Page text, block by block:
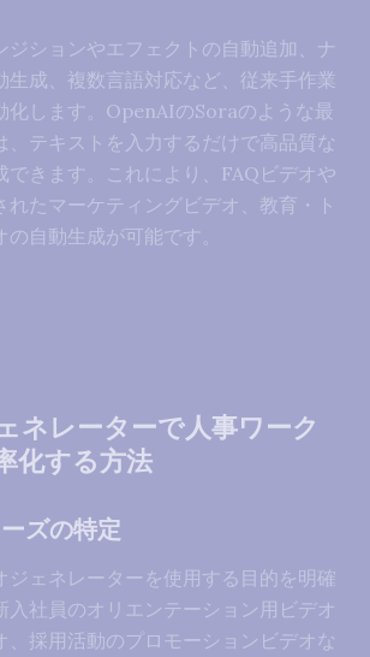
ジションやエフェクトの自動追加、ナ
生成、複数言語対応など、従来手作業
化します。OpenAIのSoraのような最
、テキストを入力するだけで高品質な
できます。これにより、FAQビデオや
れたマーケティングビデオ、教育・ト
自動生成が可能です。
ネレーターで人事ワーク
化する方法
ズの特定
ジェネレーターを使用する目的を明確
入社員のオリエンテーション用ビデオ
、採用活動のプロモーションビデオな